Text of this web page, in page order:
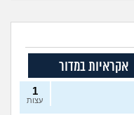
אקראיות במדור
1
עצות